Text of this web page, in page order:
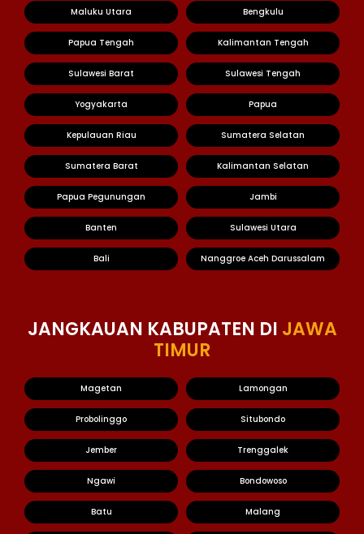
Maluku Utara Bengkulu
Papua Tengah Kalimantan Tengah
Sulawesi Barat Sulawesi Tengah
Yogyakarta Papua
Kepulauan Riau Sumatera Selatan
Sumatera Barat Kalimantan Selatan
Papua Pegunungan Jambi
Banten Sulawesi Utara
Bali Nanggroe Aceh Darussalam
JANGKAUAN KABUPATEN DI JAWA
TIMUR
Magetan Lamongan
Probolinggo Situbondo
Jember Trenggalek
Ngawi Bondowoso
Batu Malang